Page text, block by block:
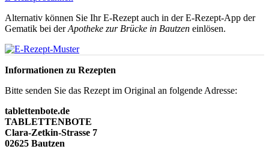
Alternativ können Sie Ihr E-Rezept auch in der E-Rezept-App der
Gematik bei derApotheke zur Brücke in Bautzen einlösen.
Informationen zu Rezepten
Bitte senden Sie das Rezept im Original an folgende Adresse:
tablettenbote.de
TABLETTENBOTE
Clara-Zetkin-Strasse 7
02625 Bautzen